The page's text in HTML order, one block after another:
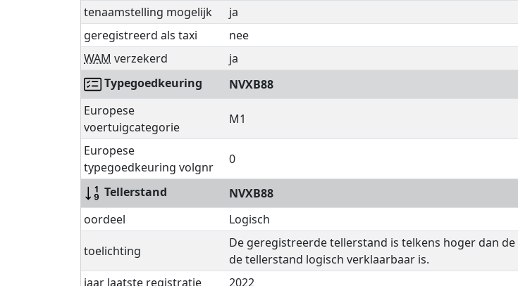
tenaamstelling mogelijk
ja
geregistreerd als taxi
nee
WAM verzekerd
ja
Typegoedkeuring
NVXB88
Europese
voertuigcategorie
M1
Europese
typegoedkeuring volgnr
0
Tellerstand
NVXB88
oordeel
Logisch
toelichting
De geregistreerde tellerstand is telkens hoger dan
de tellerstand logisch verklaarbaar is.
jaar laatste registratie
2022